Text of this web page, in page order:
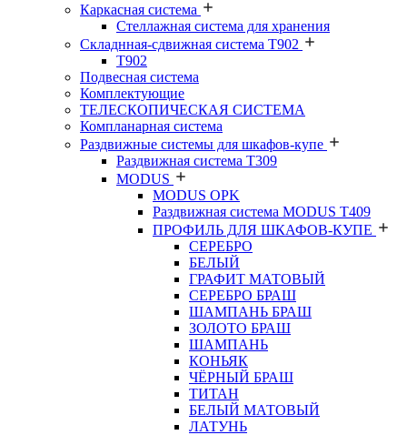
Каркасная система
Стеллажная система для хранения
Складнная-сдвижная система Т902
T902
Подвесная система
Комплектующие
ТЕЛЕСКОПИЧЕСКАЯ СИСТЕМА
Компланарная система
Раздвижные системы для шкафов-купе
Раздвижная система Т309
MODUS
MODUS OPK
Раздвижная система MODUS T409
ПРОФИЛЬ ДЛЯ ШКАФОВ-КУПЕ
СЕРЕБРО
БЕЛЫЙ
ГРАФИТ МАТОВЫЙ
СЕРЕБРО БРАШ
ШАМПАНЬ БРАШ
ЗОЛОТО БРАШ
ШАМПАНЬ
КОНЬЯК
ЧЁРНЫЙ БРАШ
ТИТАН
БЕЛЫЙ МАТОВЫЙ
ЛАТУНЬ